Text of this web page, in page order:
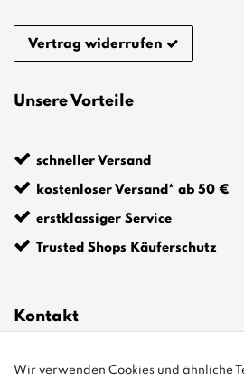
Vertrag widerrufen
Unsere Vorteile
schneller Versand
kostenloser Versand* ab 50 €
erstklassiger Service
Trusted Shops Käuferschutz
Kontakt
info@bonvenon.de
Wir verwenden Cookies und ähnliche